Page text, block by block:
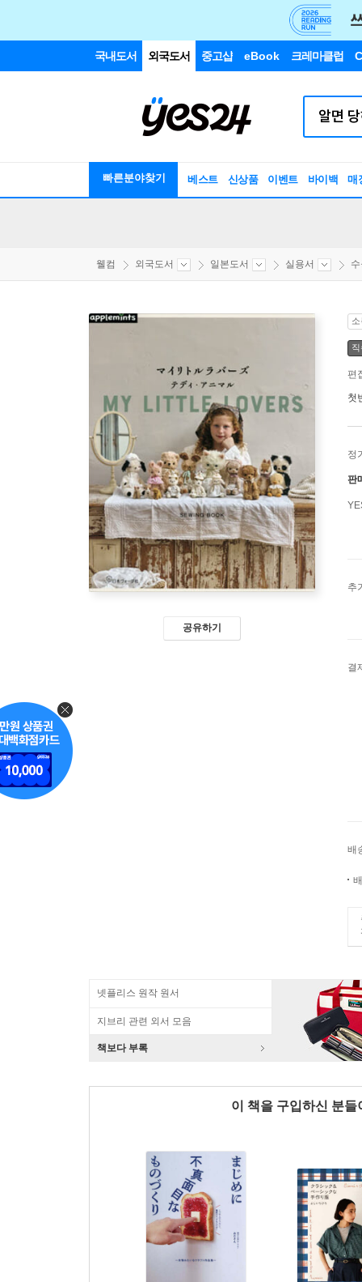
국내도서 외국도서 중고샵 eBook 크레마클럽
빠른분야찾기 베스트 신상품 이벤트 바이백 매
웰컴 외국도서 일본도서 실용서
공유하기
편
첫
정
판
추
결
배
넷플리스 원작 원서
지브리 관련 외서 모음
책보다 부록
이 책을 구입하신 분